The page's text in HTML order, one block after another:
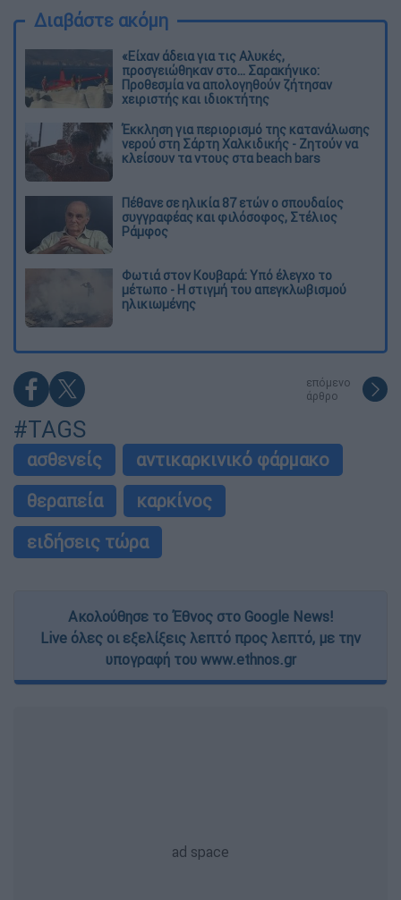
Διαβάστε ακόμη
«Είχαν άδεια για τις Αλυκές,
προσγειώθηκαν στο... Σαρακήνικο:
Προθεσμία να απολογηθούν ζήτησαν
χειριστής και ιδιοκτήτης
Έκκληση για περιορισμό της κατανάλωσης
νερού στη Σάρτη Χαλκιδικής - Ζητούν να
κλείσουν τα ντους στα beach bars
Πέθανε σε ηλικία 87 ετών ο σπουδαίος
συγγραφέας και φιλόσοφος, Στέλιος
Ράμφος
Φωτιά στον Κουβαρά: Υπό έλεγχο το
μέτωπο - Η στιγμή του απεγκλωβισμού
ηλικιωμένης
επόμενο
άρθρο
#TAGS
ασθενείς
αντικαρκινικό φάρμακο
θεραπεία
καρκίνος
ειδήσεις τώρα
Ακολούθησε το Έθνος στο Google News!
Live όλες οι εξελίξεις λεπτό προς λεπτό, με την
υπογραφή του www.ethnos.gr